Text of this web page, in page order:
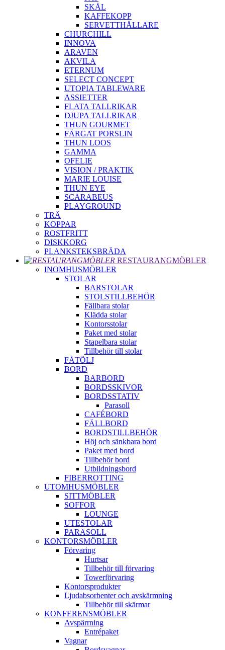
SKÅL
KAFFEKOPP
SERVETTHÅLLARE
CHURCHILL
INNOVA
ARAVEN
AKVILA
ETERNUM
SELECT CONCEPT
UTOPIA TABLEWARE
ASSIETTER
FLATA TALLRIKAR
DJUPA TALLRIKAR
THUN GOURMET
FÄRGAT PORSLIN
THUN LOOS
GAMMA
OFELIE
VISION / PRAKTIK
MARIE LOUISE
THUN EYE
SCARABEUS
PLAYGROUND
TRÄ
KOPPAR
ROSTFRITT
DISKKORG
PLANKSTEKSBRÄDA
RESTAURANGMÖBLER
INOMHUSMÖBLER
STOLAR
BARSTOLAR
STOLSTILLBEHÖR
Fällbara stolar
Klädda stolar
Kontorsstolar
Paket med stolar
Stapelbara stolar
Tillbehör till stolar
FÅTÖLJ
BORD
BARBORD
BORDSSKIVOR
BORDSSTATIV
Parasoll
CAFÉBORD
FÄLLBORD
BORDSTILLBEHÖR
Höj och sänkbara bord
Paket med bord
Tillbehör bord
Utbildningsbord
FIBERROTTING
UTOMHUSMÖBLER
SITTMÖBLER
SOFFOR
LOUNGE
UTESTOLAR
PARASOLL
KONTORSMÖBLER
Förvaring
Hurtsar
Tillbehör till förvaring
Towerförvaring
Kontorsprodukter
Ljudabsorbenter och avskärmning
Tillbehör till skärmar
KONFERENSMÖBLER
Avspärrning
Entrépaket
Vagnar